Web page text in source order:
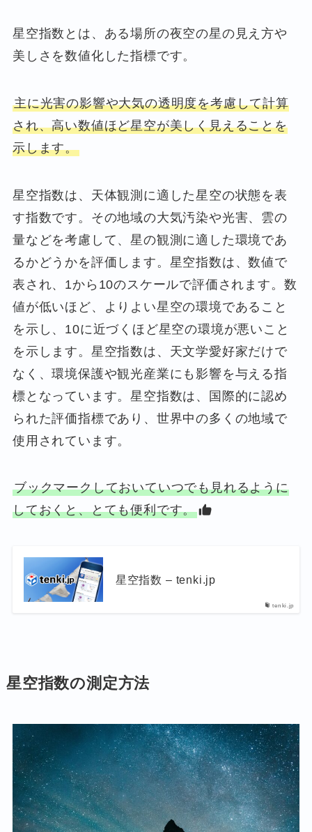
星空指数とは、ある場所の夜空の星の見え方や
美しさを数値化した指標です。
主に光害の影響や大気の透明度を考慮して計算
され、高い数値ほど星空が美しく見えることを
示します。
星空指数は、天体観測に適した星空の状態を表
す指数です。その地域の大気汚染や光害、雲の
量などを考慮して、星の観測に適した環境であ
るかどうかを評価します。星空指数は、数値で
表され、1から10のスケールで評価されます。数
値が低いほど、よりよい星空の環境であること
を示し、10に近づくほど星空の環境が悪いこと
を示します。星空指数は、天文学愛好家だけで
なく、環境保護や観光産業にも影響を与える指
標となっています。星空指数は、国際的に認め
られた評価指標であり、世界中の多くの地域で
使用されています。
ブックマークしておいていつでも見れるように
しておくと、とても便利です。
tenki.jp
星空指数 – tenki.jp
星空指数の測定方法